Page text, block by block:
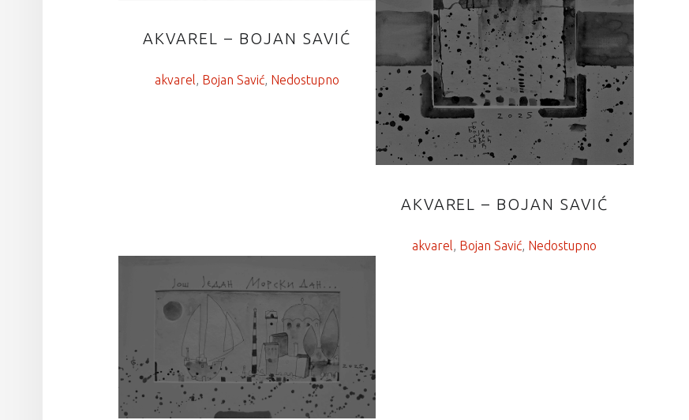
AKVAREL – BOJAN SAVIĆ
akvarel, Bojan Savić, Nedostupno
AKVAREL – BOJAN SAVIĆ
akvarel, Bojan Savić, Nedostupno